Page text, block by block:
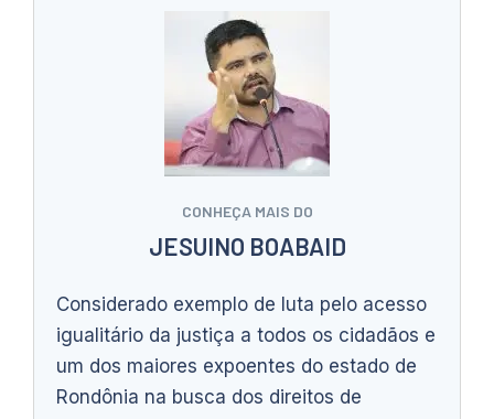
CONHEÇA MAIS DO
JESUINO BOABAID
Considerado exemplo de luta pelo acesso
igualitário da justiça a todos os cidadãos e
um dos maiores expoentes do estado de
Rondônia na busca dos direitos de